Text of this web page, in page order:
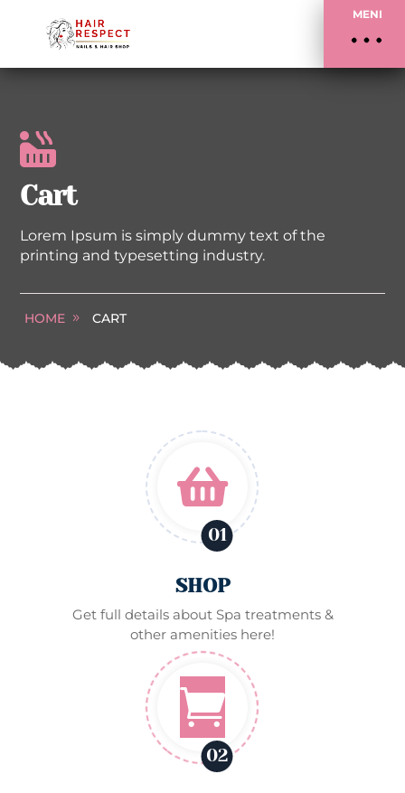
MENI

Cart
Lorem Ipsum is simply dummy text of the
printing and typesetting industry.
HOME CART

01
SHOP
Get full details about Spa treatments &
other amenities here!

02